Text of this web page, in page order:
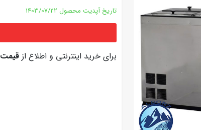
تاریخ آپدیت محصول 1403/07/22
برای خرید اینترنتی و اطلاع از قیمت